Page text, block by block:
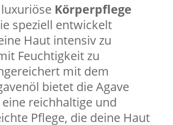
Körperpflege
speziell entwickelt
Haut intensiv zu
Feuchtigkeit zu
mit dem
bietet die Agave
reichhaltige und
Pflege, die deine Haut